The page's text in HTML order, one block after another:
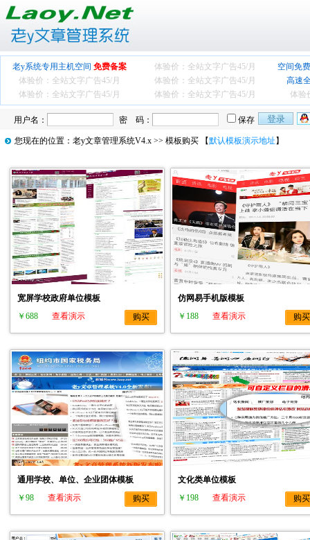
老y系统专用主机空间 免费备案 体验价：全站文字广告45/月
空间免
体验价：全站文字广告45/月 体验价：全站文字广告45/月
高速
体验价：全站文字广告45/月 体验价：全站文字广告45/月 体验
用户名： 密 码： 保存
您现在的位置： 老y文章管理系统V4.x >> 模板购买 【默认模板演示地址 】
宽屏学校政府单位模板
￥688
查看演示 购买
仿网易手机版模板
￥188
查看演示 购买
通用学校、单位、企业团体模板
￥98
查看演示 购买
文化类单位模板
￥198
查看演示 购买